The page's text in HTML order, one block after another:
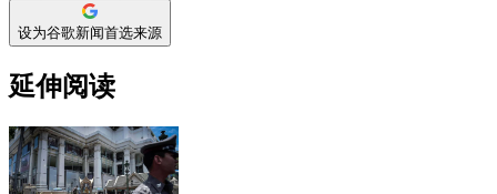
设为谷歌新闻首选来源
延伸阅读